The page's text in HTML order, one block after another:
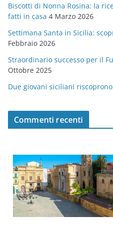
i
e
Biscotti di Nonna Rosina: la
fatti in casa 4 Marzo 2026
Settimana Santa in Sicilia:
Febbraio 2026
Straordinario successo per il
Ottobre 2025
Due giovani siciliani
Commenti recenti